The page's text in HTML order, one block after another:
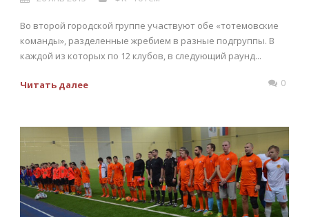
Во второй городской группе участвуют обе «тотемовские
команды», разделенные жребием в разные подгруппы. В
каждой из которых по 12 клубов, в следующий раунд...
Читать далее 0